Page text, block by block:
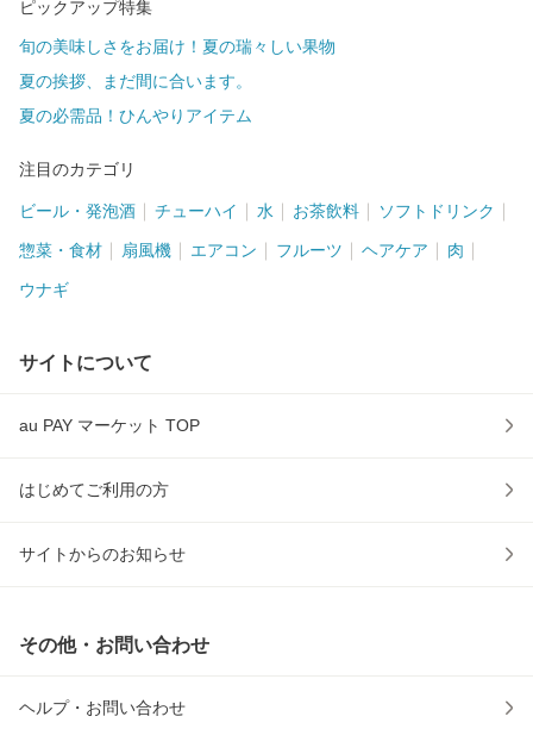
ピックアップ特集
旬の美味しさをお届け！夏の瑞々しい果物
夏の挨拶、まだ間に合います。
夏の必需品！ひんやりアイテム
注目のカテゴリ
ビール・発泡酒 チューハイ 水 お茶飲料 ソフトドリンク
惣菜・食材 扇風機 エアコン フルーツ ヘアケア 肉
ウナギ
サイトについて
au PAY マーケット TOP
はじめてご利用の方
サイトからのお知らせ
その他・お問い合わせ
ヘルプ・お問い合わせ